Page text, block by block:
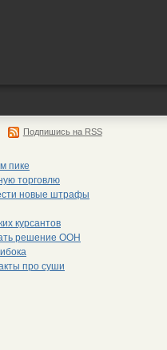
Подпишись на RSS
пике
торговлю
новые штрафы
курсантов
решение ООН
про суши